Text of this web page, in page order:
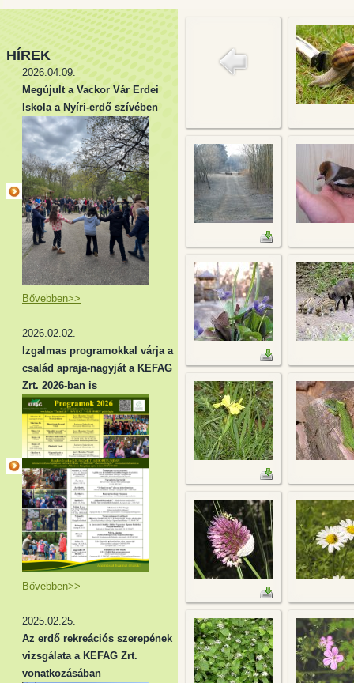
HÍREK
2026.04.09.
Megújult a Vackor Vár Erdei
Iskola a Nyíri-erdő szívében
Bővebben>>
2026.02.02.
Izgalmas programokkal várja a
család apraja-nagyját a KEFAG
Zrt. 2026-ban is
Bővebben>>
2025.02.25.
Az erdő rekreációs szerepének
vizsgálata a KEFAG Zrt.
vonatkozásában